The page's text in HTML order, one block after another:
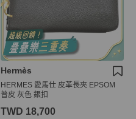
Hermès
HERMES 愛馬仕 皮革長夾 EPSOM
普皮 灰色 銀扣
TWD 18,700